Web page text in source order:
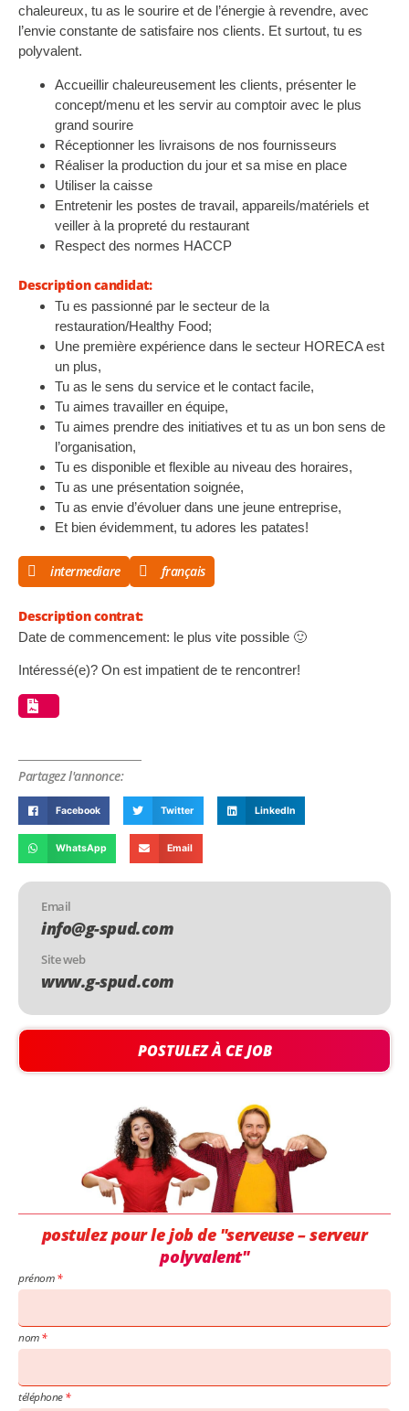
chaleureux, tu as le sourire et de l’énergie à revendre, avec
l’envie constante de satisfaire nos clients. Et surtout, tu es
polyvalent.
Accueillir chaleureusement les clients, présenter le
concept/menu et les servir au comptoir avec le plus
grand sourire
Réceptionner les livraisons de nos fournisseurs
Réaliser la production du jour et sa mise en place
Utiliser la caisse
Entretenir les postes de travail, appareils/matériels et
veiller à la propreté du restaurant
Respect des normes HACCP
Description candidat:
Tu es passionné par le secteur de la
restauration/Healthy Food;
Une première expérience dans le secteur HORECA est
un plus,
Tu as le sens du service et le contact facile,
Tu aimes travailler en équipe,
Tu aimes prendre des initiatives et tu as un bon sens de
l’organisation,
Tu es disponible et flexible au niveau des horaires,
Tu as une présentation soignée,
Tu as envie d’évoluer dans une jeune entreprise,
Et bien évidemment, tu adores les patates!
intermediare français
Description contrat:
Date de commencement: le plus vite possible 🙂
Intéressé(e)? On est impatient de te rencontrer!
Partagez l'annonce:
Facebook Twitter LinkedIn
WhatsApp Email
Email
info@g-spud.com
Site web
www.g-spud.com
POSTULEZ À CE JOB
postulez pour le job de "serveuse – serveur
polyvalent"
prénom
nom
téléphone